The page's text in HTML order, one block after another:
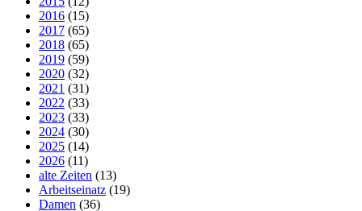
2016 (15)
2017 (65)
2018 (65)
2019 (59)
2020 (32)
2021 (31)
2022 (33)
2023 (33)
2024 (30)
2025 (14)
2026 (11)
alte Zeiten (13)
Arbeitseinatz (19)
Damen (36)